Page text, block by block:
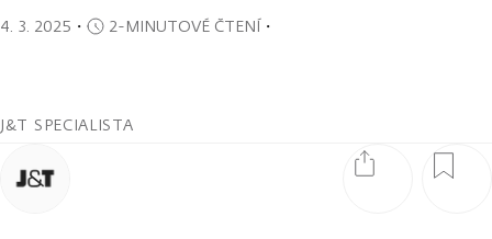
4. 3. 2025 ・ 2-MINUTOVÉ ČTENÍ・
J&T SPECIALISTA